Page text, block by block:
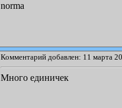
norma
Комментарий добавлен: 11 марта
Много единичек